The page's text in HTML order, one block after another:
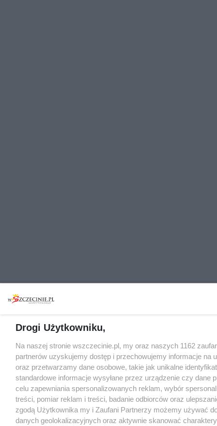
Drogi Użytkowniku,
Na naszej stronie wszczecinie.pl, my oraz naszych 1162
partnerów uzyskujemy dostęp i przechowujemy informacje na
oraz przetwarzamy dane osobowe, takie jak unikalne
standardowe informacje wysyłane przez urządzenie czy dane
celu zapewniania spersonalizowanych reklam, wybór
treści, pomiar reklam i treści, badanie odbiorców oraz
zgodą Użytkownika my i Zaufani Partnerzy możemy używać
danych geolokalizacyjnych oraz aktywnie skanować